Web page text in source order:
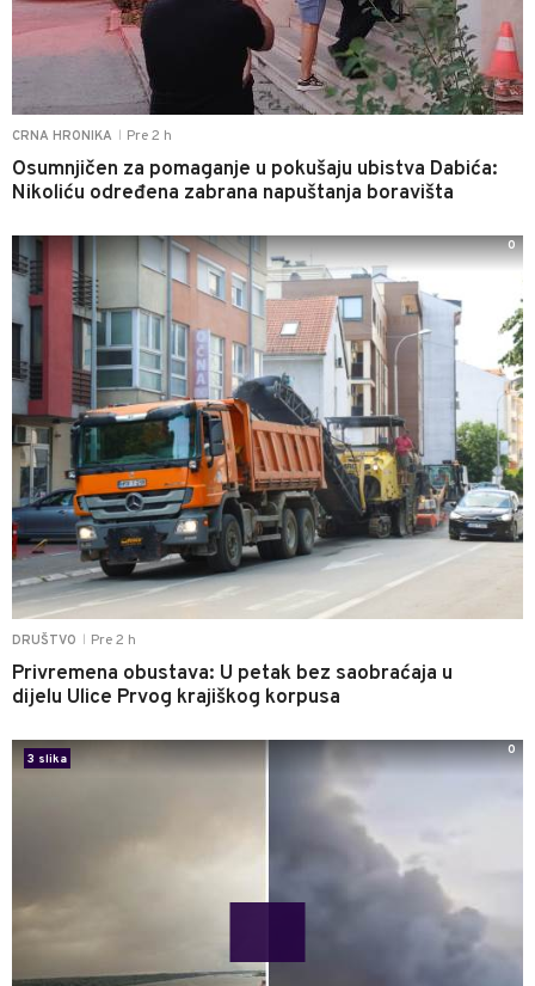
CRNA HRONIKA Pre 2 h
Osumnjičen za pomaganje u pokušaju ubistva Dabića:
Nikoliću određena zabrana napuštanja boravišta
DRUŠTVO Pre 2 h
Privremena obustava: U petak bez saobraćaja u
dijelu Ulice Prvog krajiškog korpusa
0
3 slika
0